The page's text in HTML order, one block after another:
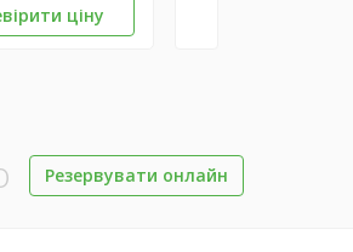
ціну
Резервувати онлайн